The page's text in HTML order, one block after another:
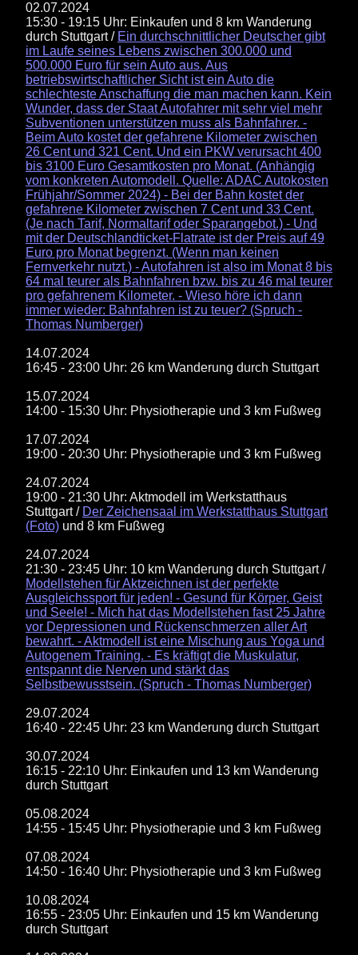
02.07.2024
15:30 - 19:15 Uhr: Einkaufen und 8 km Wanderung
durch Stuttgart / Ein durchschnittlicher Deutscher gibt
im Laufe seines Lebens zwischen 300.000 und
500.000 Euro für sein Auto aus. Aus
betriebswirtschaftlicher Sicht ist ein Auto die
schlechteste Anschaffung die man machen kann. Kein
Wunder, dass der Staat Autofahrer mit sehr viel mehr
Subventionen unterstützen muss als Bahnfahrer. -
Beim Auto kostet der gefahrene Kilometer zwischen
26 Cent und 321 Cent. Und ein PKW verursacht 400
bis 3100 Euro Gesamtkosten pro Monat. (Anhängig
vom konkreten Automodell. Quelle: ADAC Autokosten
Frühjahr/Sommer 2024) - Bei der Bahn kostet der
gefahrene Kilometer zwischen 7 Cent und 33 Cent.
(Je nach Tarif, Normaltarif oder Sparangebot.) - Und
mit der Deutschlandticket-Flatrate ist der Preis auf 49
Euro pro Monat begrenzt. (Wenn man keinen
Fernverkehr nutzt.) - Autofahren ist also im Monat 8 bis
64 mal teurer als Bahnfahren bzw. bis zu 46 mal teurer
pro gefahrenem Kilometer. - Wieso höre ich dann
immer wieder: Bahnfahren ist zu teuer? (Spruch -
Thomas Numberger)
14.07.2024
16:45 - 23:00 Uhr: 26 km Wanderung durch Stuttgart
15.07.2024
14:00 - 15:30 Uhr: Physiotherapie und 3 km Fußweg
17.07.2024
19:00 - 20:30 Uhr: Physiotherapie und 3 km Fußweg
24.07.2024
19:00 - 21:30 Uhr: Aktmodell im Werkstatthaus
Stuttgart / Der Zeichensaal im Werkstatthaus Stuttgart
(Foto) und 8 km Fußweg
24.07.2024
21:30 - 23:45 Uhr: 10 km Wanderung durch Stuttgart /
Modellstehen für Aktzeichnen ist der perfekte
Ausgleichssport für jeden! - Gesund für Körper, Geist
und Seele! - Mich hat das Modellstehen fast 25 Jahre
vor Depressionen und Rückenschmerzen aller Art
bewahrt. - Aktmodell ist eine Mischung aus Yoga und
Autogenem Training. - Es kräftigt die Muskulatur,
entspannt die Nerven und stärkt das
Selbstbewusstsein. (Spruch - Thomas Numberger)
29.07.2024
16:40 - 22:45 Uhr: 23 km Wanderung durch Stuttgart
30.07.2024
16:15 - 22:10 Uhr: Einkaufen und 13 km Wanderung
durch Stuttgart
05.08.2024
14:55 - 15:45 Uhr: Physiotherapie und 3 km Fußweg
07.08.2024
14:50 - 16:40 Uhr: Physiotherapie und 3 km Fußweg
10.08.2024
16:55 - 23:05 Uhr: Einkaufen und 15 km Wanderung
durch Stuttgart